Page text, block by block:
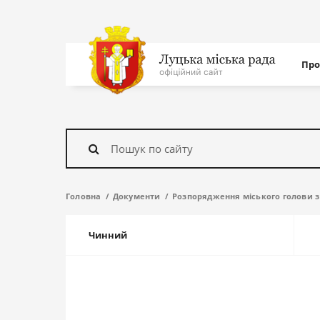
На
головну
Знайти
Головна Документи Розпорядження міського голови
Чинний